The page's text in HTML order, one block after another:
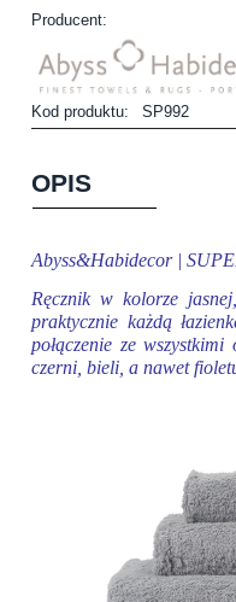
Producent:
Kod produktu: SP992
OPIS
Abyss&Habidecor |
Ręcznik w kolorze
praktycznie każdą
połączenie ze
czerni, bieli, a nawet